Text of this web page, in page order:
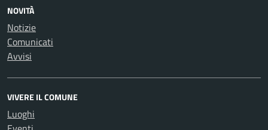
NOVITÀ
Notizie
Comunicati
Avvisi
VIVERE IL COMUNE
Luoghi